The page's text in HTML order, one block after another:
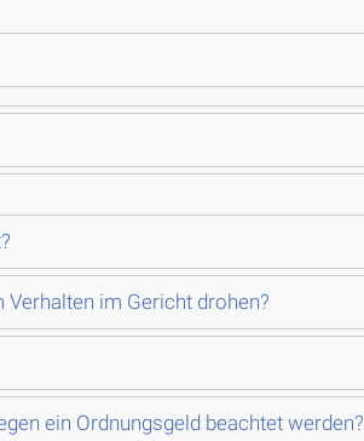
im Gericht drohen?
ein Ordnungsgeld beachtet werden?